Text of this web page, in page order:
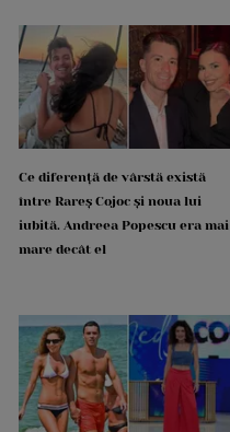
Ce diferență de vârstă există
între Rareș Cojoc și noua lui
iubită. Andreea Popescu era mai
mare decât el